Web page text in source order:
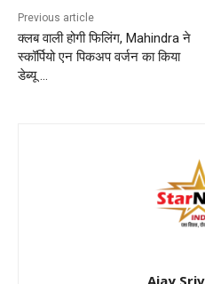
Previous article
क्लब वाली होगी फिलिंग, Mahindra ने
स्कॉर्पियो एन पिकअप वर्जन का किया
डेब्यू …